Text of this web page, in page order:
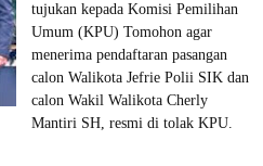
tujukan kepada Komisi Pemilihan
Umum (KPU) Tomohon agar
menerima pendaftaran pasangan
calon Walikota Jefrie Polii SIK dan
calon Wakil Walikota Cherly
Mantiri SH, resmi di tolak KPU.